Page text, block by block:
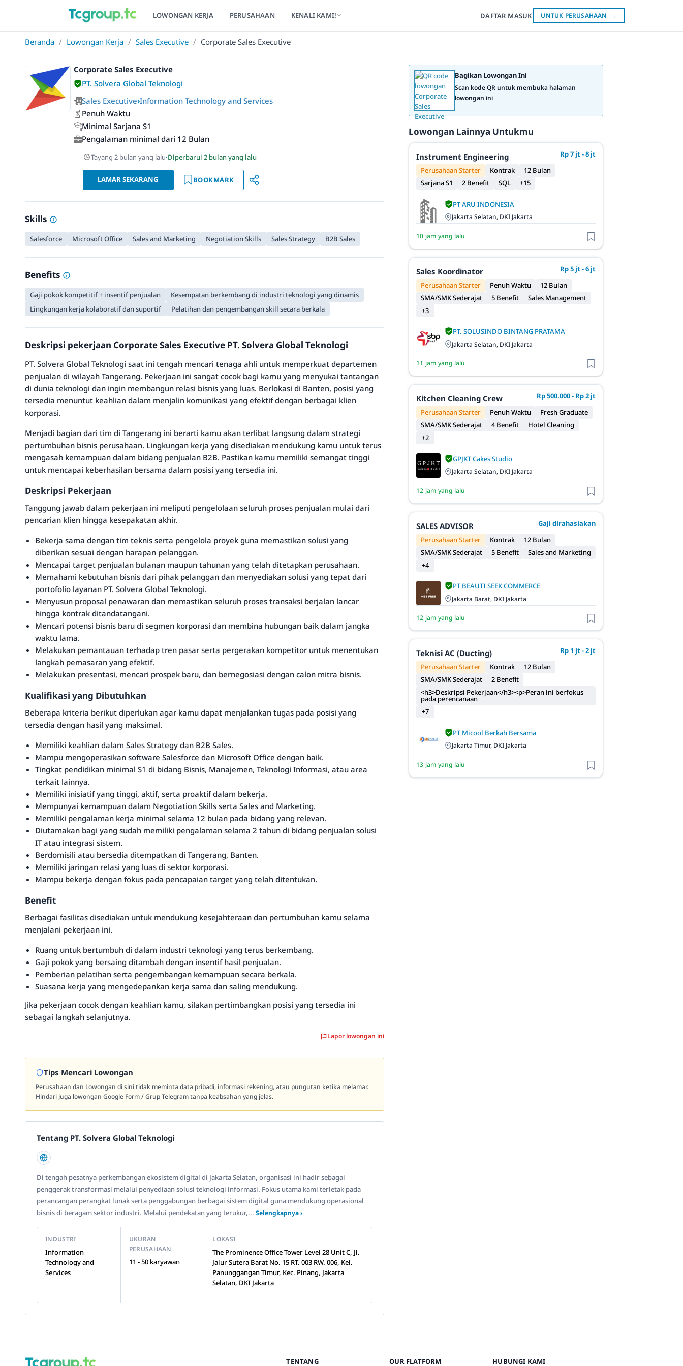
LOWONGAN KERJA PERUSAHAAN KENALI KAMI! DAFTAR MASUK UNTUK PERUSAHAAN →
Beranda / Lowongan Kerja / Sales Executive / Corporate Sales Executive
Corporate Sales Executive
PT. Solvera Global Teknologi
Sales Executive›Information Technology and Services
Penuh Waktu
Minimal Sarjana S1
Pengalaman minimal dari 12 Bulan
Tayang 2 bulan yang lalu·Diperbarui 2 bulan yang lalu
LAMAR SEKARANG BOOKMARK
Skills
Salesforce Microsoft Office Sales and Marketing Negotiation Skills Sales Strategy B2B Sales
Benefits
Gaji pokok kompetitif + insentif penjualan
Kesempatan berkembang di industri teknologi yang dinamis
Lingkungan kerja kolaboratif dan suportif
Pelatihan dan pengembangan skill secara berkala
Deskripsi pekerjaan Corporate Sales Executive PT. Solvera Global Teknologi
PT. Solvera Global Teknologi saat ini tengah mencari tenaga ahli untuk memperkuat departemen
penjualan di wilayah Tangerang. Pekerjaan ini sangat cocok bagi kamu yang menyukai tantangan
di dunia teknologi dan ingin membangun relasi bisnis yang luas. Berlokasi di Banten, posisi yang
tersedia menuntut keahlian dalam menjalin komunikasi yang efektif dengan berbagai klien
korporasi.
Menjadi bagian dari tim di Tangerang ini berarti kamu akan terlibat langsung dalam strategi
pertumbuhan bisnis perusahaan. Lingkungan kerja yang disediakan mendukung kamu untuk terus
mengasah kemampuan dalam bidang penjualan B2B. Pastikan kamu memiliki semangat tinggi
untuk mencapai keberhasilan bersama dalam posisi yang tersedia ini.
Deskripsi Pekerjaan
Tanggung jawab dalam pekerjaan ini meliputi pengelolaan seluruh proses penjualan mulai dari
pencarian klien hingga kesepakatan akhir.
Bekerja sama dengan tim teknis serta pengelola proyek guna memastikan solusi yang
diberikan sesuai dengan harapan pelanggan.
Mencapai target penjualan bulanan maupun tahunan yang telah ditetapkan perusahaan.
Memahami kebutuhan bisnis dari pihak pelanggan dan menyediakan solusi yang tepat dari
portofolio layanan PT. Solvera Global Teknologi.
Menyusun proposal penawaran dan memastikan seluruh proses transaksi berjalan lancar
hingga kontrak ditandatangani.
Mencari potensi bisnis baru di segmen korporasi dan membina hubungan baik dalam jangka
waktu lama.
Melakukan pemantauan terhadap tren pasar serta pergerakan kompetitor untuk menentukan
langkah pemasaran yang efektif.
Melakukan presentasi, mencari prospek baru, dan bernegosiasi dengan calon mitra bisnis.
Kualifikasi yang Dibutuhkan
Beberapa kriteria berikut diperlukan agar kamu dapat menjalankan tugas pada posisi yang
tersedia dengan hasil yang maksimal.
Memiliki keahlian dalam Sales Strategy dan B2B Sales.
Mampu mengoperasikan software Salesforce dan Microsoft Office dengan baik.
Tingkat pendidikan minimal S1 di bidang Bisnis, Manajemen, Teknologi Informasi, atau area
terkait lainnya.
Memiliki inisiatif yang tinggi, aktif, serta proaktif dalam bekerja.
Mempunyai kemampuan dalam Negotiation Skills serta Sales and Marketing.
Memiliki pengalaman kerja minimal selama 12 bulan pada bidang yang relevan.
Diutamakan bagi yang sudah memiliki pengalaman selama 2 tahun di bidang penjualan solusi
IT atau integrasi sistem.
Berdomisili atau bersedia ditempatkan di Tangerang, Banten.
Memiliki jaringan relasi yang luas di sektor korporasi.
Mampu bekerja dengan fokus pada pencapaian target yang telah ditentukan.
Benefit
Berbagai fasilitas disediakan untuk mendukung kesejahteraan dan pertumbuhan kamu selama
menjalani pekerjaan ini.
Ruang untuk bertumbuh di dalam industri teknologi yang terus berkembang.
Gaji pokok yang bersaing ditambah dengan insentif hasil penjualan.
Pemberian pelatihan serta pengembangan kemampuan secara berkala.
Suasana kerja yang mengedepankan kerja sama dan saling mendukung.
Jika pekerjaan cocok dengan keahlian kamu, silakan pertimbangkan posisi yang tersedia ini
sebagai langkah selanjutnya.
Lapor lowongan ini
Tips Mencari Lowongan
Perusahaan dan Lowongan di sini tidak meminta data pribadi, informasi rekening, atau pungutan ketika melamar.
Hindari juga lowongan Google Form / Grup Telegram tanpa keabsahan yang jelas.
Tentang PT. Solvera Global Teknologi
Di tengah pesatnya perkembangan ekosistem digital di Jakarta Selatan, organisasi ini hadir sebagai
penggerak transformasi melalui penyediaan solusi teknologi informasi. Fokus utama kami terletak pada
perancangan perangkat lunak serta penggabungan berbagai sistem digital guna mendukung operasional
bisnis di beragam sektor industri. Melalui pendekatan yang terukur,... Selengkapnya ›
INDUSTRI
Information
Technology and
Services
UKURAN
PERUSAHAAN
11 - 50 karyawan
LOKASI
The Prominence Office Tower Level 28 Unit C, Jl.
Jalur Sutera Barat No. 15 RT. 003 RW. 006, Kel.
Panunggangan Timur, Kec. Pinang, Jakarta
Selatan, DKI Jakarta
Bagikan Lowongan Ini
Scan kode QR untuk membuka halaman
lowongan ini
Lowongan Lainnya Untukmu
Instrument Engineering
Rp 7 jt - 8 jt
Perusahaan Starter
Kontrak
12 Bulan
Sarjana S1
2 Benefit SQL +15
PT ARU INDONESIA
Jakarta Selatan, DKI Jakarta
10 jam yang lalu
Sales Koordinator
Rp 5 jt - 6 jt
Perusahaan Starter
Penuh Waktu
12 Bulan
SMA/SMK Sederajat
5 Benefit
Sales Management
+3
PT. SOLUSINDO BINTANG PRATAMA
Jakarta Selatan, DKI Jakarta
11 jam yang lalu
Kitchen Cleaning Crew
Rp 500.000 - Rp 2 jt
Perusahaan Starter
Penuh Waktu
Fresh Graduate
SMA/SMK Sederajat
4 Benefit
Hotel Cleaning
+2
GPJKT Cakes Studio
Jakarta Selatan, DKI Jakarta
12 jam yang lalu
SALES ADVISOR
Gaji dirahasiakan
Perusahaan Starter
Kontrak
12 Bulan
SMA/SMK Sederajat
5 Benefit
Sales and Marketing
+4
PT BEAUTI SEEK COMMERCE
Jakarta Barat, DKI Jakarta
12 jam yang lalu
Teknisi AC (Ducting)
Rp 1 jt - 2 jt
Perusahaan Starter
Kontrak
12 Bulan
SMA/SMK Sederajat
2 Benefit
<h3>Deskripsi Pekerjaan</h3><p>Peran ini berfokus
pada perencanaan
+7
PT Micool Berkah Bersama
Jakarta Timur, DKI Jakarta
13 jam yang lalu
TENTANG OUR FLATFORM HUBUNGI KAMI